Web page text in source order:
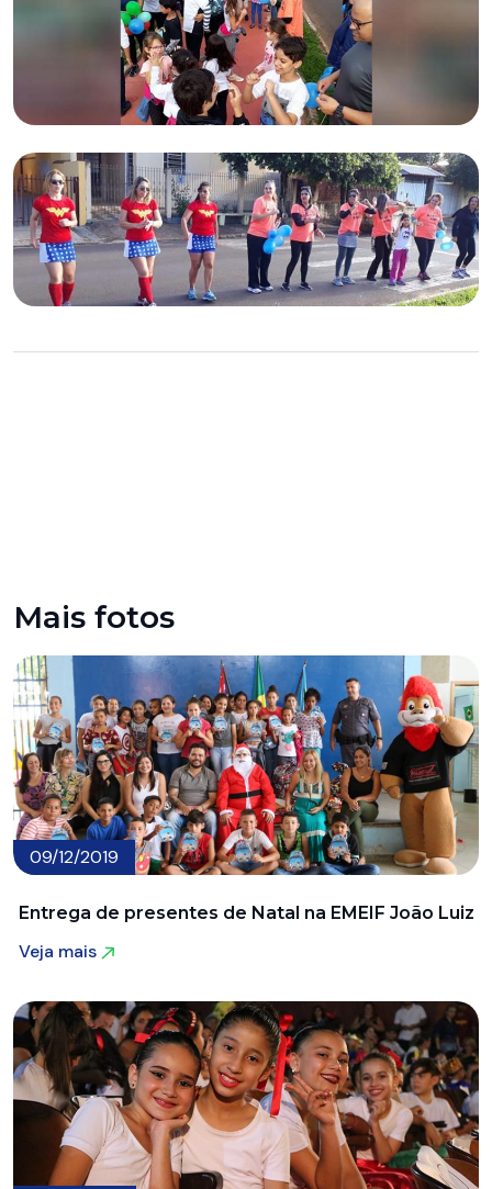
Mais fotos
09/12/2019
Entrega de presentes de Natal na EMEIF João Luiz
Veja mais